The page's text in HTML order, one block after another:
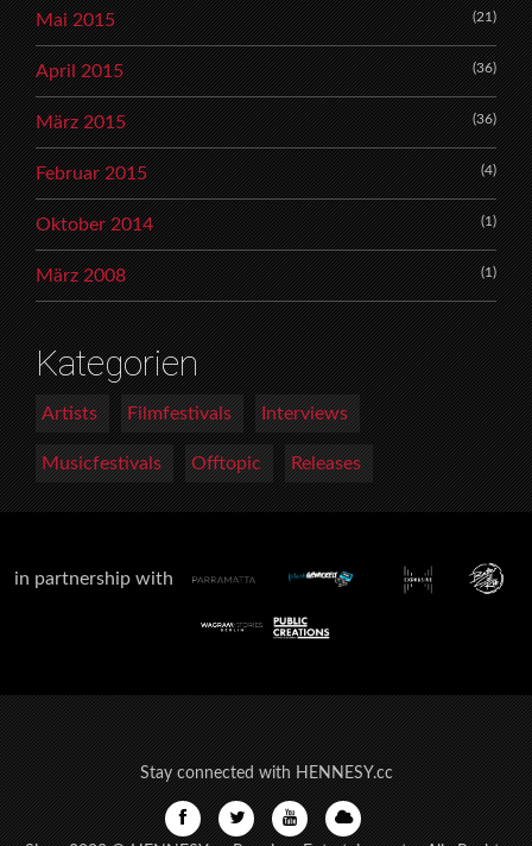
Mai 2015 (21)
April 2015 (36)
März 2015 (36)
Februar 2015 (4)
Oktober 2014 (1)
März 2008 (1)
Kategorien
Artists Filmfestivals Interviews
Musicfestivals Offtopic Releases
in partnership with
Stay connected with HENNESY.cc